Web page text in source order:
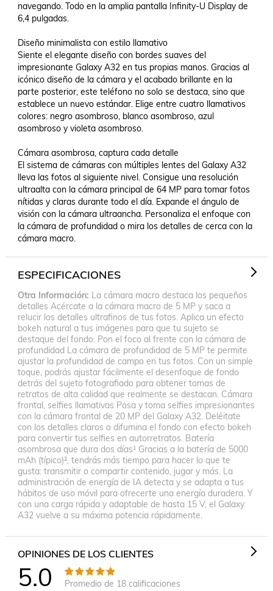
navegando. Todo en la amplia pantalla Infinity-U Display de
6,4 pulgadas.
Diseño minimalista con estilo llamativo
Siente el elegante diseño con bordes suaves del
impresionante Galaxy A32 en tus propias manos. Gracias al
icónico diseño de la cámara y el acabado brillante en la
parte posterior, este teléfono no solo se destaca, sino que
establece un nuevo estándar. Elige entre cuatro llamativos
colores: negro asombroso, blanco asombroso, azul
asombroso y violeta asombroso.
Cámara asombrosa, captura cada detalle
El sistema de cámaras con múltiples lentes del Galaxy A32
lleva las fotos al siguiente nivel. Consigue una resolución
ultraalta con la cámara principal de 64 MP para tomar fotos
nítidas y claras durante todo el día. Expande el ángulo de
visión con la cámara ultraancha. Personaliza el enfoque con
la cámara de profundidad o mira los detalles de cerca con la
cámara macro.
ESPECIFICACIONES
Otra Información La cámara macro destaca los pequeños
detalles Acércate a la cámara macro de 5 MP y saca a
relucir los detalles ultrafinos de tus fotos. Aplica un efecto
bokeh natural a tus imágenes para que tu sujeto se
destaque del fondo. Pon el foco al frente con la cámara de
profundidad La cámara de profundidad de 5 MP te permite
ajustar la profundidad de campo en tus fotos. Con un simple
toque, podrás ajustar fácilmente el desenfoque de fondo
detrás del sujeto fotografiado para obtener tomas de
retratos de alta calidad que realmente se destacan. Cámara
frontal, selfies llamativas Posa y toma selfies impresionantes
con la cámara frontal de 20 MP del Galaxy A32. Deléitate
con los detalles claros o difumina el fondo con efecto bokeh
para convertir tus selfies en autorretratos. Batería
asombrosa que dura dos días¹ Gracias a la batería de 5000
mAh (típico)², tendrás más tiempo para hacer lo que te
gusta: transmitir o compartir contenido, jugar y más. La
administración de energía de IA detecta y se adapta a tus
hábitos de uso móvil para ofrecerte una energía duradera. Y
con una carga rápida y adaptable de hasta 15 V, el Galaxy
A32 vuelve a su máxima potencia rápidamente.
OPINIONES DE LOS CLIENTES
5.0 Promedio de 18calificaciones